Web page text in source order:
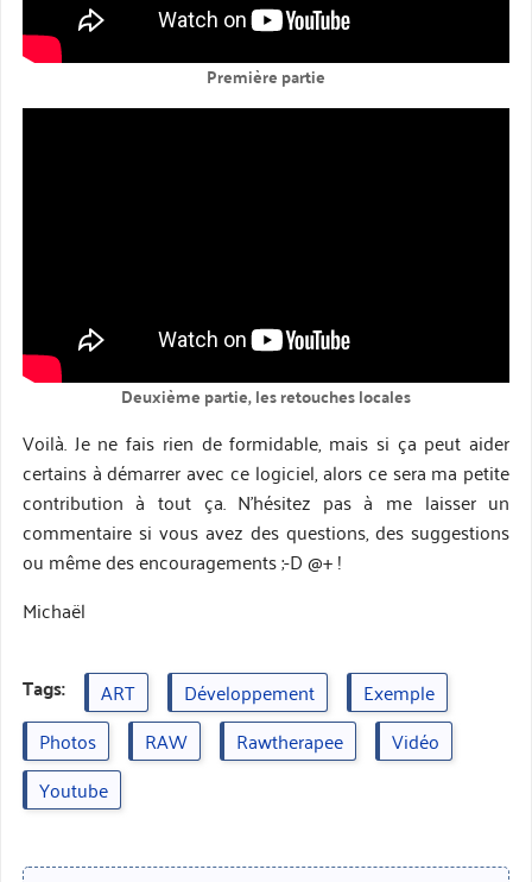
Première partie
Deuxième partie, les retouches locales
Voilà. Je ne fais rien de formidable, mais si ça peut aider
certains à démarrer avec ce logiciel, alors ce sera ma petite
contribution à tout ça. N’hésitez pas à me laisser un
commentaire si vous avez des questions, des suggestions
ou même des encouragements ;-D @+ !
Michaël
Tags: ART Développement
Exemple
Photos
RAW Rawtherapee
Vidéo
Youtube